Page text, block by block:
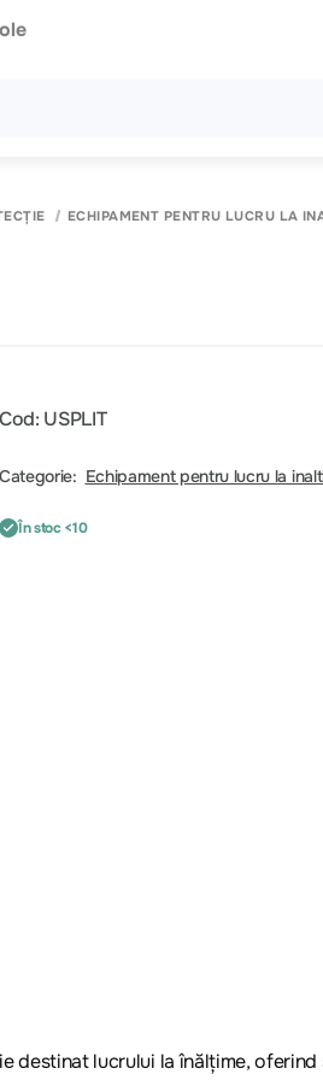
ECHIPAMENT PENTRU LUCRU LA
Cod: USPLIT
Categorie: Echipament pentru lucru la
În stoc <10
destinat lucrului la înălțime,